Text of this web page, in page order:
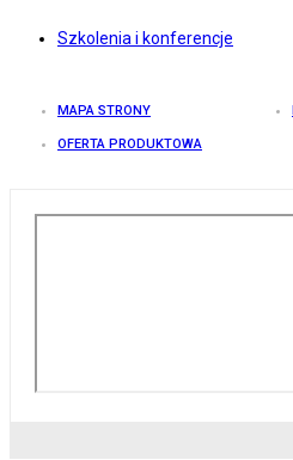
Szkolenia i konferencje
MAPA STRONY
OFERTA PRODUKTOWA